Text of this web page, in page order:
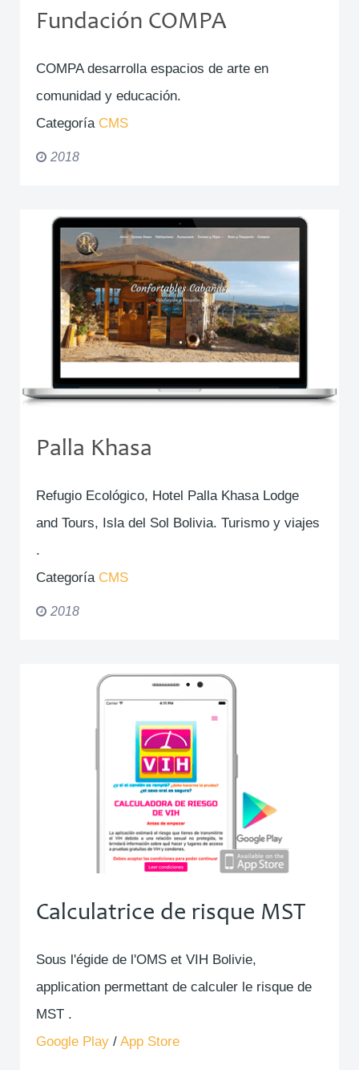
Fundación COMPA
COMPA desarrolla espacios de arte en
comunidad y educación.
Categoría CMS
2018
Palla Khasa
Refugio Ecológico, Hotel Palla Khasa Lodge
and Tours, Isla del Sol Bolivia. Turismo y viajes
.
Categoría CMS
2018
Calculatrice de risque MST
Sous l'égide de l'OMS et VIH Bolivie,
application permettant de calculer le risque de
MST .
Google Play / App Store